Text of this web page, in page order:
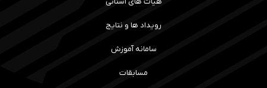
رویداد ها و نتایج
سامانه آموزش
مسابقات